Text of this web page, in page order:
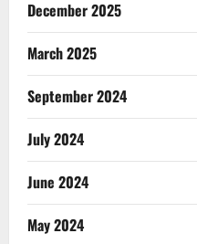
December 2025
March 2025
September 2024
July 2024
June 2024
May 2024